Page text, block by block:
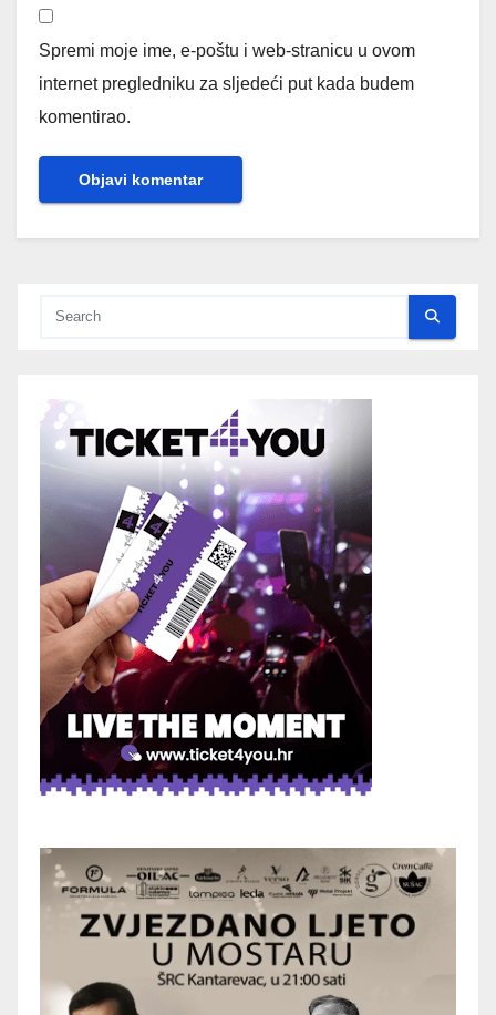
Spremi moje ime, e-poštu i web-stranicu u ovom
internet pregledniku za sljedeći put kada budem
komentirao.